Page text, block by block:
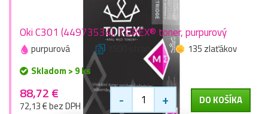
Oki C301 (44973534), TOREX® toner, purpurový
purpurová 1500 stran
135 zlaťákov
Skladom > 9 ks
88,72 €
72,13 € bez DPH - + DO KOŠÍKA